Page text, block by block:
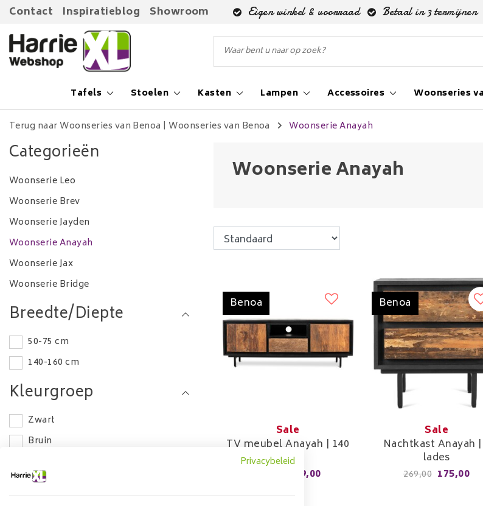
Contact Inspiratieblog Showroom Eigen winkel & voorraad Betaal in 3 termijnen
Tafels Stoelen Kasten Lampen Accessoires Woonseries
Terug naar Woonseries van Benoa |Woonseries van Benoa Woonserie Anayah
Categorieën
Woonserie Leo
Woonserie Brev
Woonserie Jayden
Woonserie Anayah
Woonserie Jax
Woonserie Bridge
Breedte/Diepte
50-75 cm
140-160 cm
Kleurgroep
Zwart
Bruin
Lengte
Woonserie Anayah
Benoa
Sale
TV meubel Anayah | 140
cm
419,00
Benoa
Sale
Nachtkast Anayah | 2
lades
269,00 175,00
Privacybeleid